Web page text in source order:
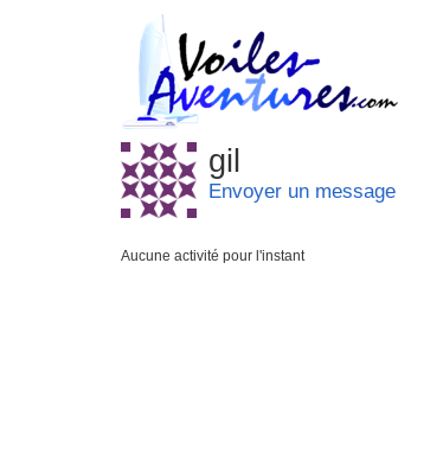
gil
Envoyer un message
Aucune activité pour l'instant